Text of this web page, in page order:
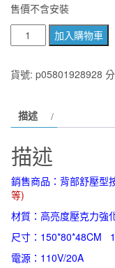
售價不含安裝
產
背
部
壓
摩
缸
噴
頭
150*80*48CM
加入購物車
貨號: p05801928928
描述
描述
銷售商品：背部舒壓
等)
材質：高亮度壓克力強
尺寸：150*80*48CM
電源：110V/20A